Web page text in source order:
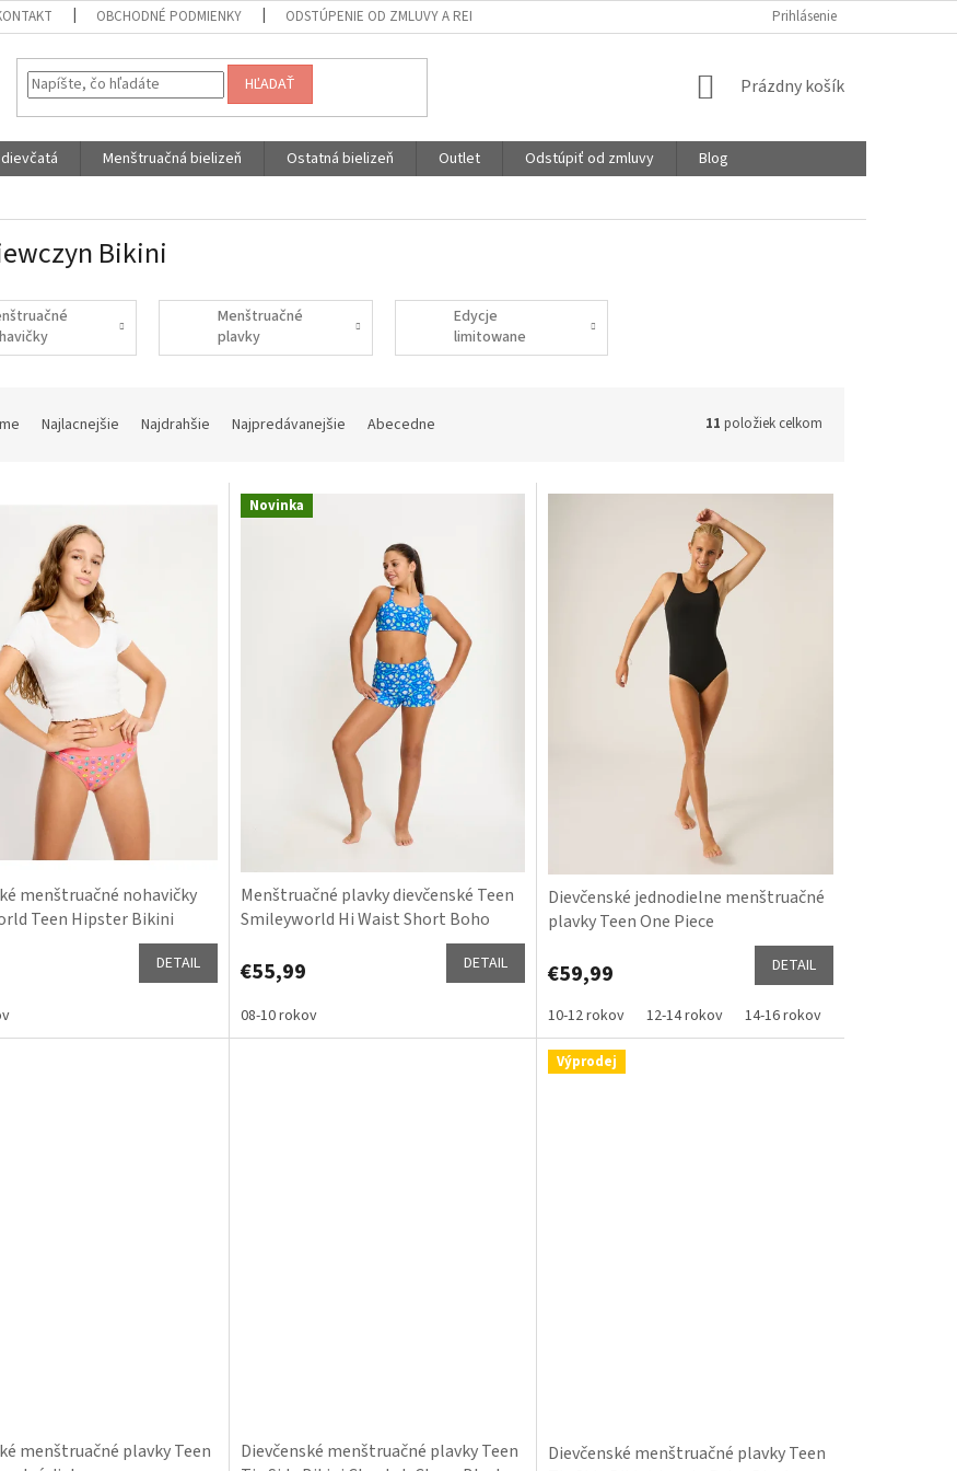
OBCHODNÉ PODMIENKY ODSTÚPENIE OD ZMLUVY A REKLAMÁCIE STUPNICA SAVOSTI
Prihlásenie
HĽADAŤ
NÁKUPNÝ
Prázdny košík
Menštruačná bielizeň Ostatná bielizeň Outlet Odstúpiť od zmluvy
Blog
Bikini
Menštruačné
plavky
Edycje
limitowane
Najlacnejšie Najdrahšie Najpredávanejšie Abecedne 11 položiek celkom
menštruačné nohavičky
Teen Hipster Bikini
DETAIL
Novinka
Menštruačné plavky dievčenské Teen
Smileyworld Hi Waist Short Boho
€55,99 DETAIL
08-10 rokov
Dievčenské jednodielne menštruačné
plavky Teen One Piece
€59,99 DETAIL
10-12 rokov 12-14 rokov 14-16 rokov
menštruačné plavky Teen
Dievčenské menštruačné plavky Teen
Výprodej
Dievčenské menštruačné plavky Teen